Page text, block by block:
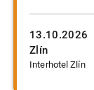
13.10.2026
Zlín
Interhotel Zlín